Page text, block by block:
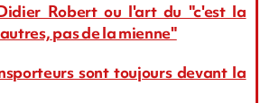
Robert ou l'art du "c'est la
pas de la mienne"
sont toujours devant la